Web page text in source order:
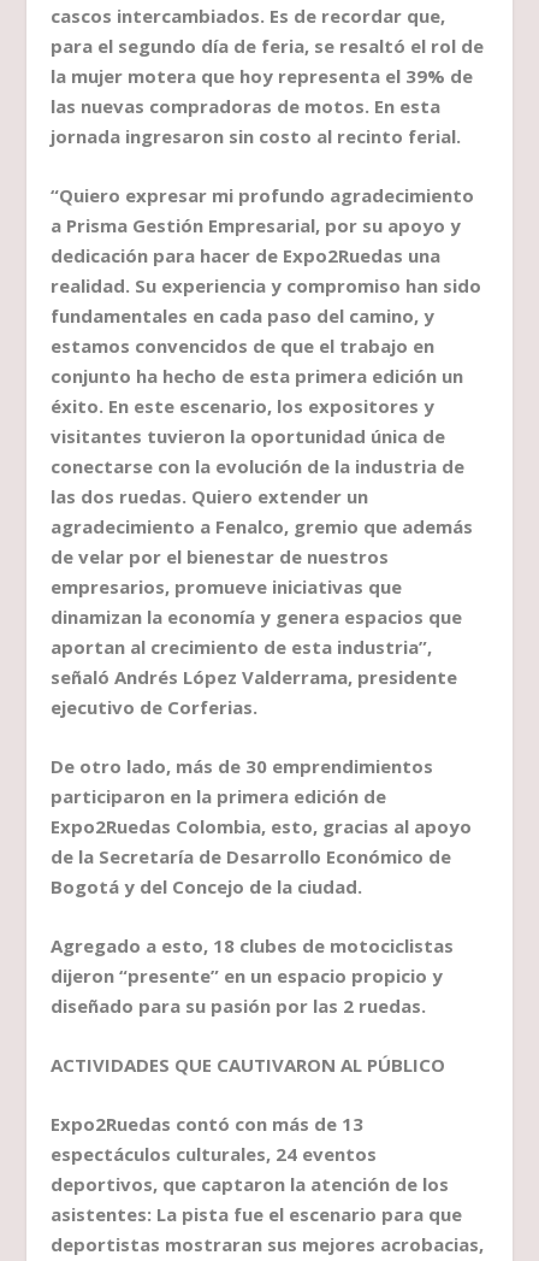
cascos intercambiados. Es de recordar que,
para el segundo día de feria, se resaltó el rol de
la mujer motera que hoy representa el 39% de
las nuevas compradoras de motos. En esta
jornada ingresaron sin costo al recinto ferial.
“Quiero expresar mi profundo agradecimiento
a Prisma Gestión Empresarial, por su apoyo y
dedicación para hacer de Expo2Ruedas una
realidad. Su experiencia y compromiso han sido
fundamentales en cada paso del camino, y
estamos convencidos de que el trabajo en
conjunto ha hecho de esta primera edición un
éxito. En este escenario, los expositores y
visitantes tuvieron la oportunidad única de
conectarse con la evolución de la industria de
las dos ruedas. Quiero extender un
agradecimiento a Fenalco, gremio que además
de velar por el bienestar de nuestros
empresarios, promueve iniciativas que
dinamizan la economía y genera espacios que
aportan al crecimiento de esta industria”,
señaló Andrés López Valderrama, presidente
ejecutivo de Corferias.
De otro lado, más de 30 emprendimientos
participaron en la primera edición de
Expo2Ruedas Colombia, esto, gracias al apoyo
de la Secretaría de Desarrollo Económico de
Bogotá y del Concejo de la ciudad.
Agregado a esto, 18 clubes de motociclistas
dijeron “presente” en un espacio propicio y
diseñado para su pasión por las 2 ruedas.
ACTIVIDADES QUE CAUTIVARON AL PÚBLICO
Expo2Ruedas contó con más de 13
espectáculos culturales, 24 eventos
deportivos, que captaron la atención de los
asistentes: La pista fue el escenario para que
deportistas mostraran sus mejores acrobacias,